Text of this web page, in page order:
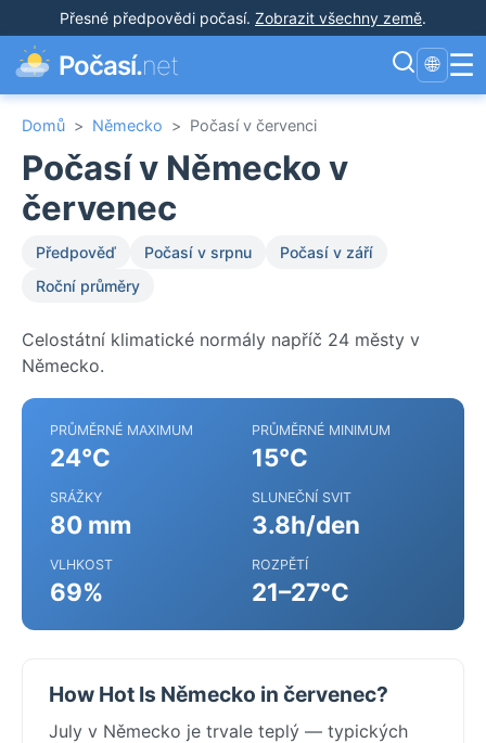
Přesné předpovědi počasí. Zobrazit všechny země.
Počasí.net 🌐 ☰
Domů > Německo > Počasí v červenci
Počasí v Německo v
červenec
Předpověď Počasí v srpnu
Počasí v září
Roční průměry
Celostátní klimatické normály napříč 24 městy v
Německo.
PRŮMĚRNÉ MAXIMUM
24°C
PRŮMĚRNÉ MINIMUM
15°C
SRÁŽKY
80 mm
SLUNEČNÍ SVIT
3.8h/den
VLHKOST
69%
ROZPĚTÍ
21–27°C
How Hot Is Německo in červenec?
July v Německo je trvale teplý — typických